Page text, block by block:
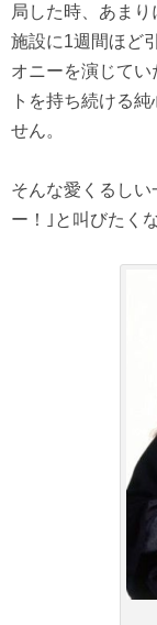
局した時、あま
施設に1週間ほど
オニーを演じて
トを持ち続ける
せん。
そんな愛くるし
ー！｣と叫びたく